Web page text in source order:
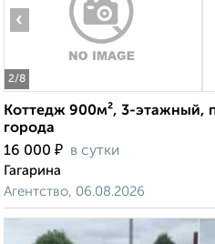
2/8
‹
Коттедж 900м², 3-этажный,
города
16 000 ₽ в сутки
Гагарина
Агентство, 06.08.2026